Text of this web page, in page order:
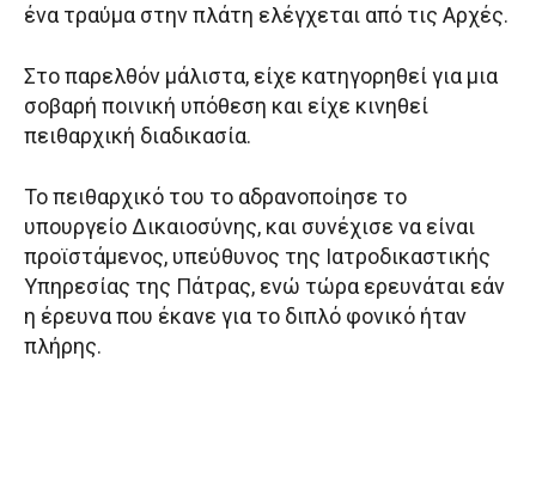
ένα τραύμα στην πλάτη ελέγχεται από τις Αρχές.
Στο παρελθόν μάλιστα, είχε κατηγορηθεί για μια
σοβαρή ποινική υπόθεση και είχε κινηθεί
πειθαρχική διαδικασία.
Το πειθαρχικό του το αδρανοποίησε το
υπουργείο Δικαιοσύνης, και συνέχισε να είναι
προϊστάμενος, υπεύθυνος της Ιατροδικαστικής
Υπηρεσίας της Πάτρας, ενώ τώρα ερευνάται εάν
η έρευνα που έκανε για το διπλό φονικό ήταν
πλήρης.